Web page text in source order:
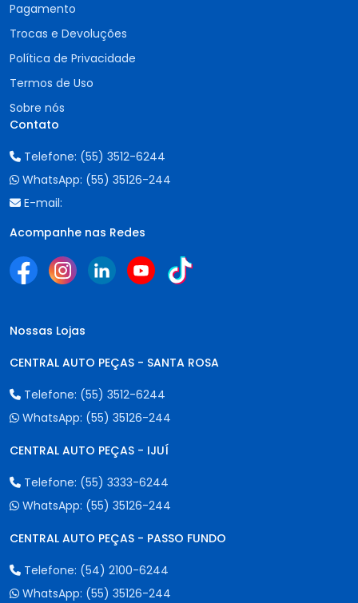
Pagamento
Trocas e Devoluções
Política de Privacidade
Termos de Uso
Sobre nós
Contato
Telefone: (55) 3512-6244
WhatsApp: (55) 35126-244
E-mail:
Acompanhe nas Redes
Nossas Lojas
CENTRAL AUTO PEÇAS - SANTA ROSA
Telefone: (55) 3512-6244
WhatsApp: (55) 35126-244
CENTRAL AUTO PEÇAS - IJUÍ
Telefone: (55) 3333-6244
WhatsApp: (55) 35126-244
CENTRAL AUTO PEÇAS - PASSO FUNDO
Telefone: (54) 2100-6244
WhatsApp: (55) 35126-244